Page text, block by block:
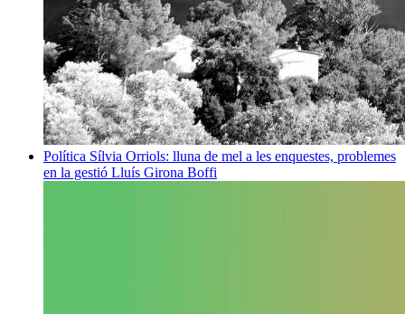
Política Sílvia Orriols: lluna de mel a les enquestes, problemes
en la gestió Lluís Girona Boffi